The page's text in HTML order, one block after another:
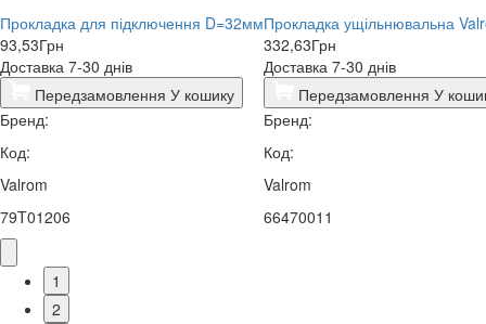
Прокладка для підключення D=32мм
93,53Грн
Доставка 7-30 днів
Передзамовлення У кошику
Бренд:
Код:
Valrom
79T01206
Прокладка ущільнювальна
332,63Грн
Доставка 7-30 днів
Передзамовлення У
Бренд:
Код:
Valrom
66470011
1
2